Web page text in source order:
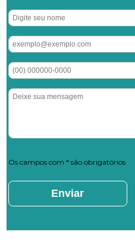
Os campos com * são obrigatórios